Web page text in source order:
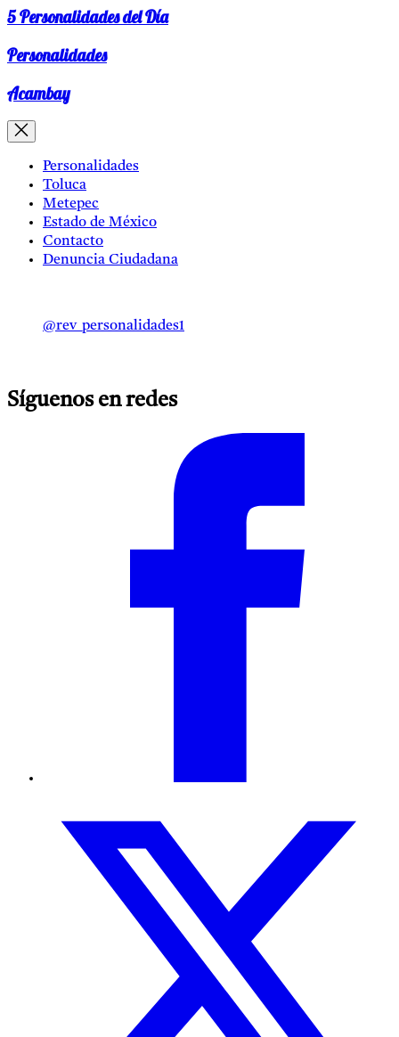
5 Personalidades del Día
Personalidades
Acambay
Personalidades
Toluca
Metepec
Estado de México
Contacto
Denuncia Ciudadana
@rev_personalidades1
Síguenos en redes